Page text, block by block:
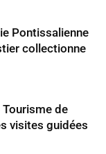
Pontissalienne
collectionne
Tourisme de
visites guidées